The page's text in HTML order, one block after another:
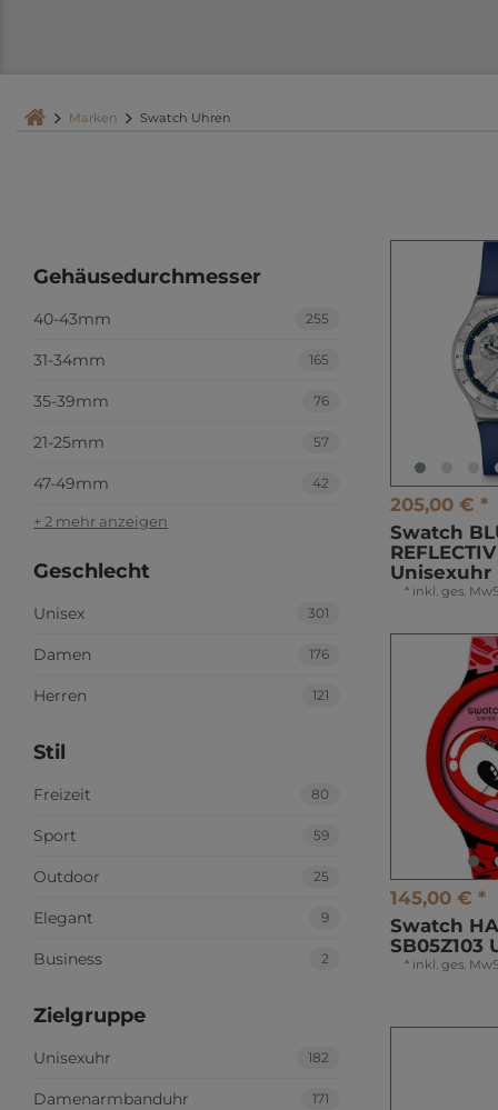
Marken Swatch Uhren
Gehäusedurchmesser
40-43mm 255
31-34mm 165
35-39mm 76
21-25mm 57
47-49mm 42
+ 2 mehr anzeigen
Geschlecht
Unisex 301
Damen 176
Herren 121
Stil
Freizeit 80
Sport 59
Outdoor 25
Elegant 9
Business 2
Zielgruppe
Unisexuhr 182
Damenarmbanduhr 171
205,00 € *
Swatch
Unisexuhr
* inkl. ges.
145,00 € *
Swatch
SB05Z103
* inkl. ges.